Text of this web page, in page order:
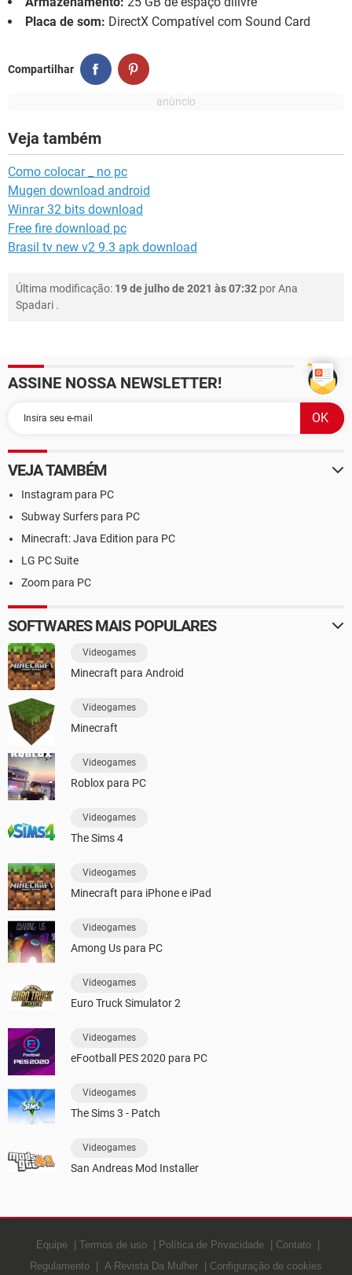
Placa de som: DirectX Compatível com Sound Card
Compartilhar
Veja também
Como colocar _ no pc
Mugen download android
Winrar 32 bits download
Free fire download pc
Brasil tv new v2 9.3 apk download
Última modificação: 19 de julho de 2021 às 07:32 porAna
Spadari .
ASSINE NOSSA NEWSLETTER!
VEJA TAMBÉM
Instagram para PC
Subway Surfers para PC
Minecraft: Java Edition para PC
LG PC Suite
Zoom para PC
SOFTWARES MAIS POPULARES
Videogames
Minecraft para Android
Videogames
Minecraft
Videogames
Roblox para PC
Videogames
The Sims 4
Videogames
Minecraft para iPhone e iPad
Videogames
Among Us para PC
Videogames
Euro Truck Simulator 2
Videogames
eFootball PES 2020 para PC
Videogames
The Sims 3 - Patch
Videogames
San Andreas Mod Installer
Equipe Termos de uso Política de Privacidade
Contato
Regulamento
A Revista Da Mulher Configuração de cookies